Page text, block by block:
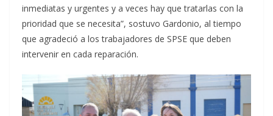
inmediatas y urgentes y a veces hay que tratarlas con la
prioridad que se necesita”, sostuvo Gardonio, al tiempo
que agradeció a los trabajadores de SPSE que deben
intervenir en cada reparación.